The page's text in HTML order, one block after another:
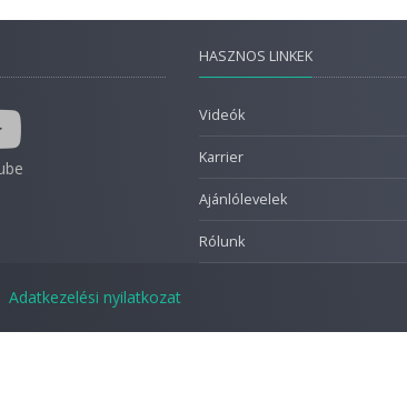
HASZNOS LINKEK
Videók
Karrier
Ajánlólevelek
Rólunk
Adatkezelési nyilatkozat